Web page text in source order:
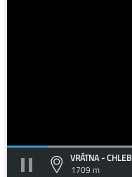
VRÁTNA - CHLEB
1709 m